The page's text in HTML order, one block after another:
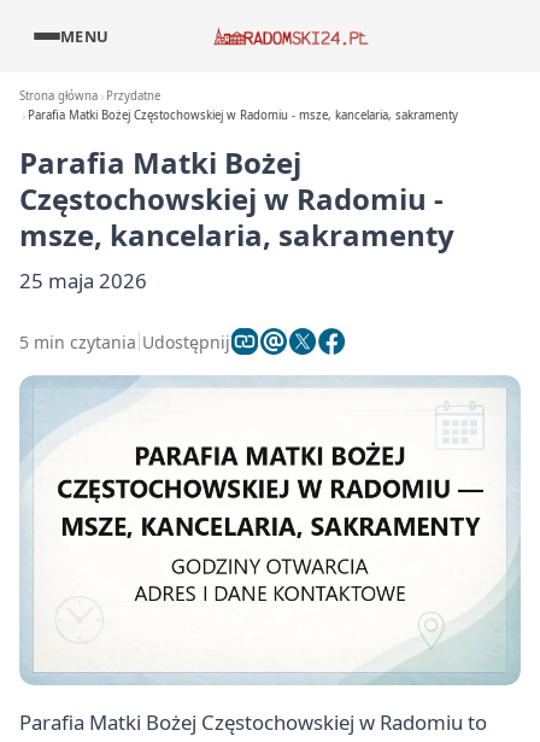
MENU
Strona główna
Przydatne
Parafia Matki Bożej Częstochowskiej w Radomiu - msze, kancelaria, sakramenty
Parafia Matki Bożej
Częstochowskiej w Radomiu -
msze, kancelaria, sakramenty
25 maja 2026
5 min czytania Udostępnij
Parafia Matki Bożej Częstochowskiej w Radomiu to